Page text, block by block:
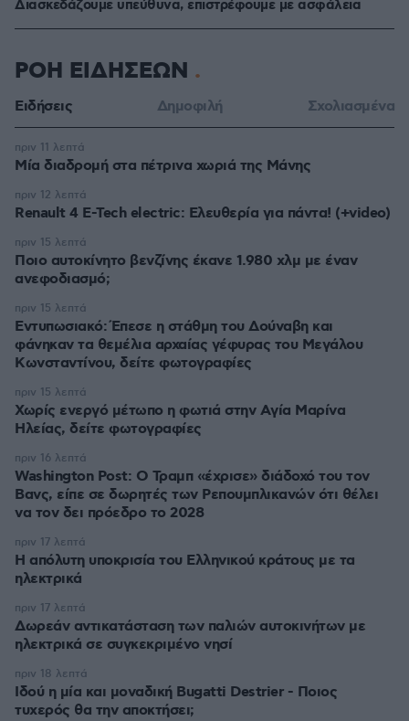
Διασκεδάζουμε υπεύθυνα, επιστρέφουμε με ασφάλεια
ΡΟΗ ΕΙΔΗΣΕΩΝ
Ειδήσεις Δημοφιλή Σχολιασμένα
Μία διαδρομή στα πέτρινα χωριά της Μάνης
πριν 11 λεπτά
Renault 4 E-Tech electric: Ελευθερία για πάντα! (+video)
πριν 12 λεπτά
Ποιο αυτοκίνητο βενζίνης έκανε 1.980 χλμ με έναν
ανεφοδιασμό;
πριν 15 λεπτά
Εντυπωσιακό: Έπεσε η στάθμη του Δούναβη και
φάνηκαν τα θεμέλια αρχαίας γέφυρας του Μεγάλου
Κωνσταντίνου, δείτε φωτογραφίες
πριν 15 λεπτά
Χωρίς ενεργό μέτωπο η φωτιά στην Aγία Μαρίνα
Ηλείας, δείτε φωτογραφίες
πριν 15 λεπτά
Washington Post: Ο Τραμπ «έχρισε» διάδοχό του τον
Βανς, είπε σε δωρητές των Ρεπουμπλικανών ότι θέλει
να τον δει πρόεδρο το 2028
πριν 16 λεπτά
Η απόλυτη υποκρισία του Ελληνικού κράτους με τα
ηλεκτρικά
πριν 17 λεπτά
Δωρεάν αντικατάσταση των παλιών αυτοκινήτων με
ηλεκτρικά σε συγκεκριμένο νησί
πριν 17 λεπτά
Ιδού η μία και μοναδική Bugatti Destrier - Ποιος
τυχερός θα την αποκτήσει;
πριν 18 λεπτά